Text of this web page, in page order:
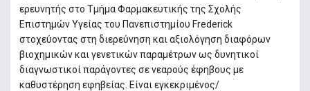
ερευνητής στο Τμήμα Φαρμακευτικής της Σχολής
Επιστημών Υγείας του Πανεπιστημίου Frederick
στοχεύοντας στη διερεύνηση και αξιολόγηση διαφόρων
βιοχημικών και γενετικών παραμέτρων ως δυνητικοί
διαγνωστικοί παράγοντες σε νεαρούς έφηβους με
καθυστέρηση εφηβείας. Είναι εγκεκριμένος/